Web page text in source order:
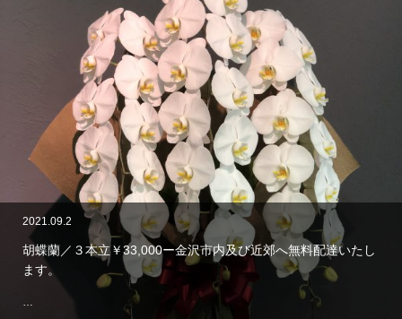
2021.09.2
胡蝶蘭／３本立￥33,000ー金沢市内及び近郊へ無料配達いたし
ます。
…